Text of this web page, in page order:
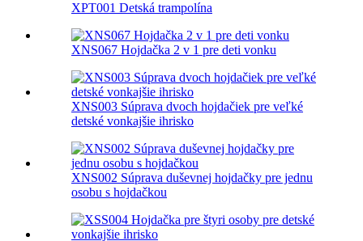
XPT001 Detská trampolína
XNS067 Hojdačka 2 v 1 pre deti vonku
XNS003 Súprava dvoch hojdačiek pre veľké
detské vonkajšie ihrisko
XNS002 Súprava duševnej hojdačky pre jednu
osobu s hojdačkou